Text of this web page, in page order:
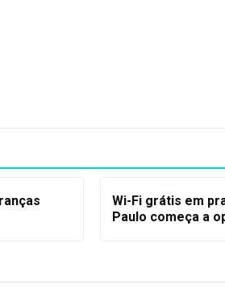
Wi-Fi grátis em
Paulo começa a